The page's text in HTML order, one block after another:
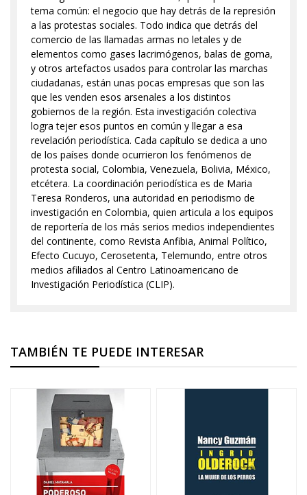
tema común: el negocio que hay detrás de la represión
a las protestas sociales. Todo indica que detrás del
comercio de las llamadas armas no letales y de
elementos como gases lacrimógenos, balas de goma,
y otros artefactos usados para controlar las marchas
ciudadanas, están unas pocas empresas que son las
que les venden esos arsenales a los distintos
gobiernos de la región. Esta investigación colectiva
logra tejer esos puntos en común y llegar a esa
revelación periodística. Cada capítulo se dedica a uno
de los países donde ocurrieron los fenómenos de
protesta social, Colombia, Venezuela, Bolivia, México,
etcétera. La coordinación periodística es de Maria
Teresa Ronderos, una autoridad en periodismo de
investigación en Colombia, quien articula a los equipos
de reportería de los más serios medios independientes
del continente, como Revista Anfibia, Animal Político,
Efecto Cucuyo, Cerosetenta, Telemundo, entre otros
medios afiliados al Centro Latinoamericano de
Investigación Periodística (CLIP).
TAMBIÉN TE PUEDE INTERESAR